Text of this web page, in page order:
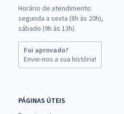
Horário de atendimento:
segunda a sexta (8h às 20h),
sábado (9h às 13h).
Foi aprovado?
Envie-nos a sua história!
PÁGINAS ÚTEIS